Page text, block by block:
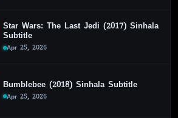
Star Wars: The Last Jedi (2017) Sinhala
Subtitle
Apr 25, 2026
Bumblebee (2018) Sinhala Subtitle
Apr 25, 2026